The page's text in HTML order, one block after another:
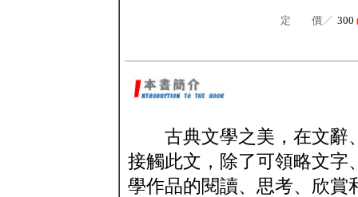
定 價╱ 300
古典文學之美，在文辭
接觸此文，除了可領略文字
學作品的閱讀、思考、欣賞